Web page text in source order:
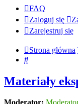
FAQ
Zaloguj się
Zarejestruj się
Strona główna
Szukaj
Materiały